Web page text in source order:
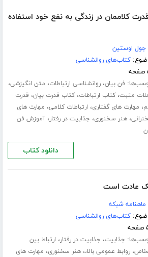
کلاممان در زندگی به نفع خود استفاده
جول اوستین
کتاب‌های روانشناسی
فن بیان،روانشناسی ارتباطات، متن انگیزشی،
مثبت،کتاب ارتباطات،کتاب قدرت بیان، قدرت
، مهارت های گفتاری، ارتباطات کلامی، مهارت های
،هنر سخنوری، جذابیت در رفتار،آموزش فن
دانلود کتاب
عادت است
ماهنامه شبکه
کتاب‌های روانشناسی
جذابیت، جذابیت در رفتار، ارتباط بین
،روابط عمومی بالا،،هنر سخنوری، مهارت های